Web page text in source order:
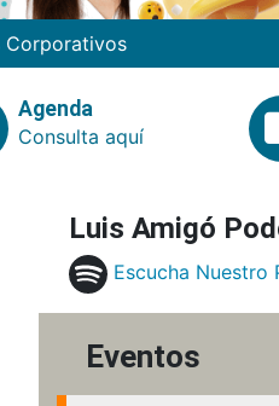
Corporativos
Agenda
Consulta aquí
Luis Amigó
Escucha Nuestro
Eventos